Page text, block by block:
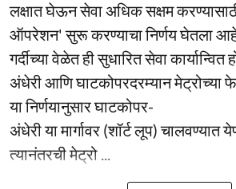
लक्षात घेऊन सेवा अधिक सक्षम
ऑपरेशन' सुरू करण्याचा निर्णय घेतला
गर्दीच्या वेळेत ही सुधारित सेवा
अंधेरी आणि घाटकोपरदरम्यान मेट्रोच्या
या निर्णयानुसार घाटकोपर-
अंधेरी या मार्गावर (शॉर्ट लूप) चालवण्यात
त्यानंतरची मेट्रो ...